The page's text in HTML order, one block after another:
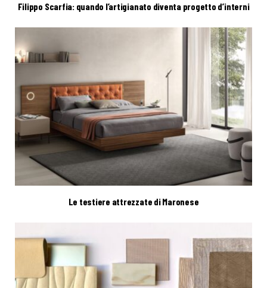
Filippo Scarfia: quando l’artigianato diventa progetto d’interni
Le testiere attrezzate di Maronese